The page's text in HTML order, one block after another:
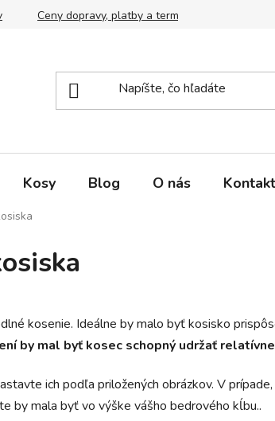
Ceny dopravy, platby a termín doručania
Kosy Blog O nás Kontakt
kosenie. Ideálne by malo byť kosisko
by mal byť kosec schopný udržať
ich podľa priložených obrázkov. V
by mala byť vo výške vášho bedrového kĺbu..